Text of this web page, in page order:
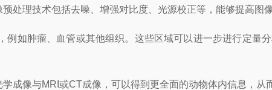
理技术包括去噪、增强对比度、光源校正等，能够提高图像
肿瘤、血管或其他组织。这些区域可以进一步进行定量
像与MRI或CT成像，可以得到更全面的动物体内信息，从